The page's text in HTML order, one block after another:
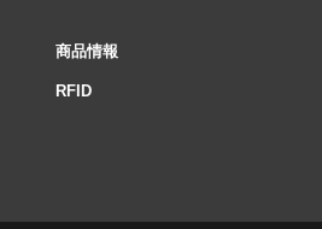
商品情報
RFID